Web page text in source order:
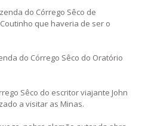
do Córrego Sêco de
que haveria de ser o
do Córrego Sêco do Oratório
Sêco do escritor viajante John
a visitar as Minas.